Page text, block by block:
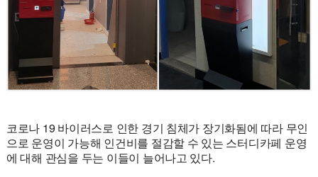
코로나 19 바이러스로 인한 경기 침체가 장기화됨에 따라 무인
으로 운영이 가능해 인건비를 절감할 수 있는 스터디카페 운영
에 대해 관심을 두는 이들이 늘어나고 있다.